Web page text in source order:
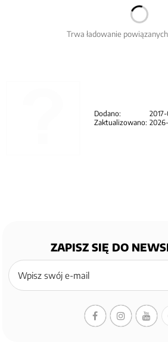
Trwa ładowanie
Dodano:
Zaktualizowano: 2026-
ZAPISZ SIĘ DO
Zapisz
się
newslettera